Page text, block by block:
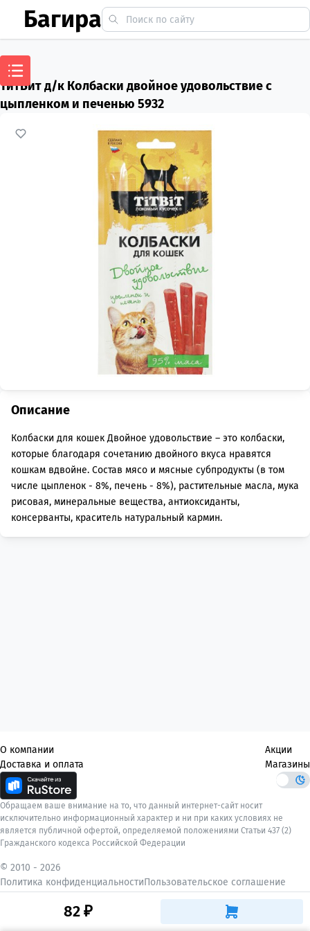
Багира
ТитБит д/к Колбаски двойное удовольствие с
цыпленком и печенью 5932
82 ₽
Описание
Колбаски для кошек Двойное удовольствие – это колбаски,
которые благодаря сочетанию двойного вкуса нравятся
кошкам вдвойне. Состав мясо и мясные субпродукты (в том
числе цыпленок - 8%, печень - 8%), растительные масла, мука
рисовая, минеральные вещества, антиоксиданты,
консерванты, краситель натуральный кармин.
О компании
Доставка и оплата
Акции
Магазины
Обращаем ваше внимание на то, что данный интернет-сайт носит
исключительно информационный характер и ни при каких условиях не
является публичной офертой, определяемой положениями Статьи 437 (2)
Гражданского кодекса Российской Федерации
© 2010 - 2026
Политика конфиденциальностиПользовательское соглашение